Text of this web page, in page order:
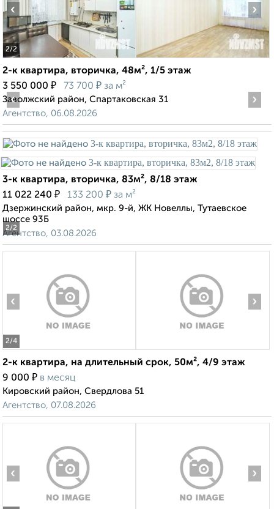
2/2
‹ ›
2-к квартира, вторичка, 48м², 1/5 этаж
3 550 000 ₽ 73 700 ₽ за м²
Заволжский район, Спартаковская 31
Агентство, 06.08.2026
2/2
‹ ›
3-к квартира, вторичка, 83м², 8/18 этаж
11 022 240 ₽ 133 200 ₽ за м²
Дзержинский район, мкр. 9-й, ЖК Новеллы, Тутаевское
шоссе 93Б
Агентство, 03.08.2026
2/4
‹ ›
2-к квартира, на длительный срок, 50м², 4/9 этаж
9 000 ₽ в месяц
Кировский район, Свердлова 51
Агентство, 07.08.2026
‹ ›